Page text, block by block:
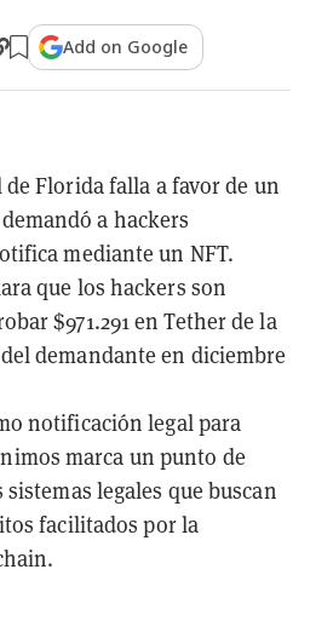
Add on Google
Florida falla a favor de un
a hackers
mediante un NFT.
que los hackers son
$971.291 en Tether de la
demandante en diciembre
notificación legal para
marca un punto de
legales que buscan
facilitados por la